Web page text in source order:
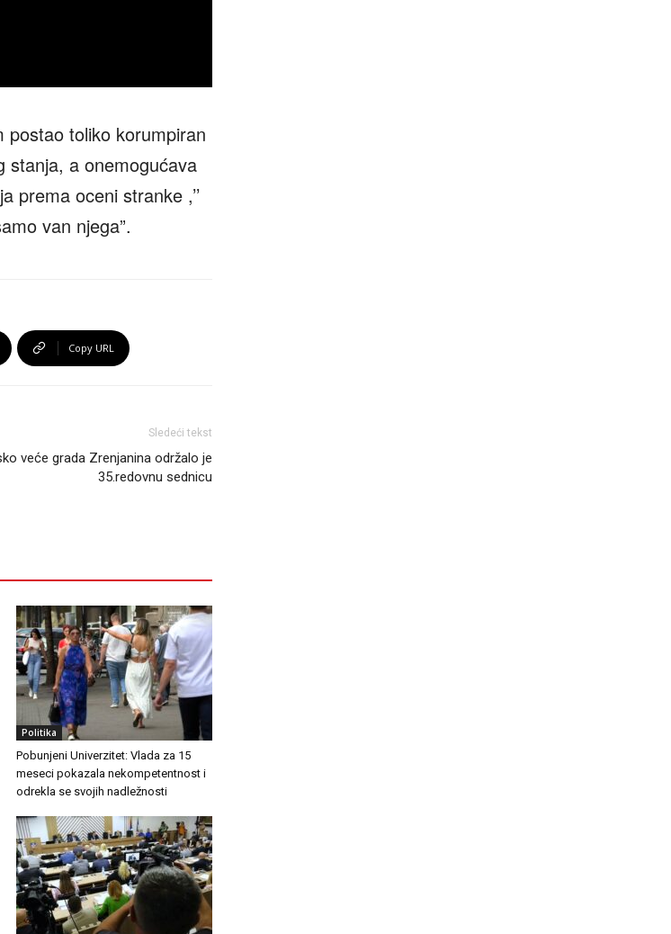
postao toliko korumpiran
stanja, a onemogućava
prema oceni stranke ,’’
van njega”.
Copy URL
Sledeći tekst
veće grada Zrenjanina održalo je
35.redovnu sednicu
Politika
Pobunjeni Univerzitet: Vlada za 15
meseci pokazala nekompetentnost i
odrekla se svojih nadležnosti